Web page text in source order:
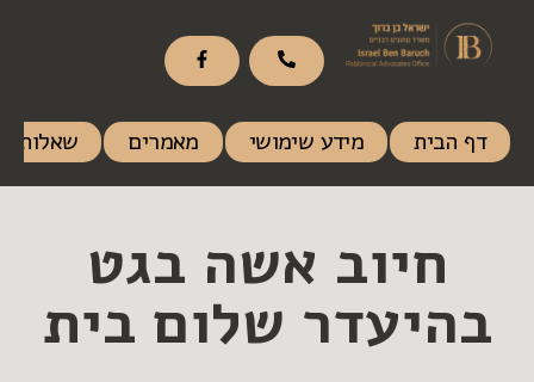
דף הבית מידע שימושי מאמרים שאלות
חיוב אשה בגט
בהיעדר שלום בית